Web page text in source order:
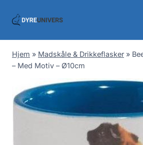
Hjem » Madskåle & Drikkeflasker »
– Med Motiv – Ø10cm